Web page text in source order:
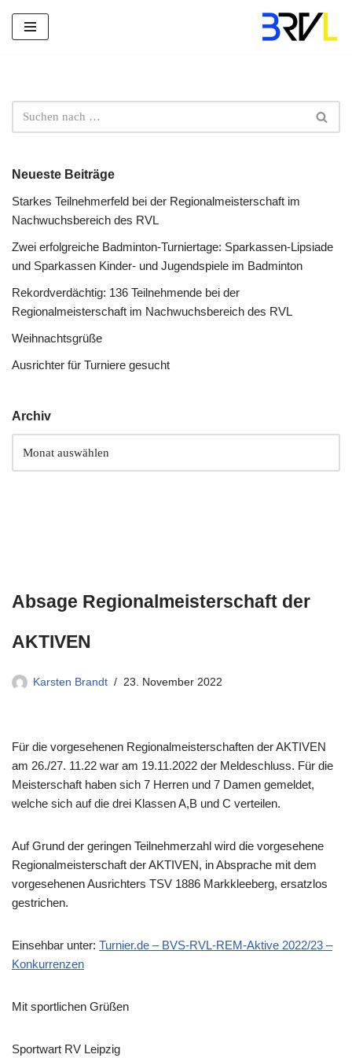
Zum
Neueste Beiträge
Starkes Teilnehmerfeld bei der Regionalmeisterschaft im
Nachwuchsbereich des RVL
Zwei erfolgreiche Badminton-Turniertage: Sparkassen-Lipsiade
und Sparkassen Kinder- und Jugendspiele im Badminton
Rekordverdächtig: 136 Teilnehmende bei der
Regionalmeisterschaft im Nachwuchsbereich des RVL
Weihnachtsgrüße
Ausrichter für Turniere gesucht
Archiv
Absage Regionalmeisterschaft der
AKTIVEN
Karsten Brandt 23. November 2022
Für die vorgesehenen Regionalmeisterschaften der AKTIVEN
am 26./27. 11.22 war am 19.11.2022 der Meldeschluss. Für die
Meisterschaft haben sich 7 Herren und 7 Damen gemeldet,
welche sich auf die drei Klassen A,B und C verteilen.
Auf Grund der geringen Teilnehmerzahl wird die vorgesehene
Regionalmeisterschaft der AKTIVEN, in Absprache mit dem
vorgesehenen Ausrichters TSV 1886 Markkleeberg, ersatzlos
gestrichen.
Einsehbar unter: Turnier.de – BVS-RVL-REM-Aktive 2022/23 –
Konkurrenzen
Mit sportlichen Grüßen
Sportwart RV Leipzig